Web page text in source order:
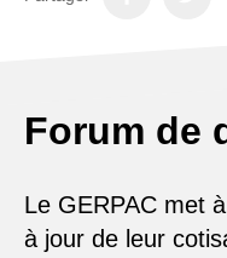
Forum de
Le GERPAC met
à jour de leur